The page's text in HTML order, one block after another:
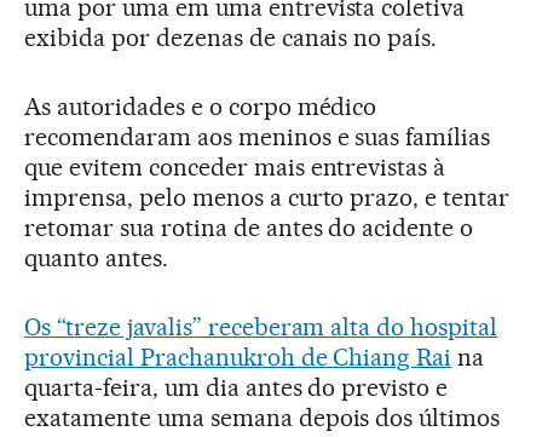
uma por uma em uma entrevista coletiva
exibida por dezenas de canais no país.
As autoridades e o corpo médico
recomendaram aos meninos e suas famílias
que evitem conceder mais entrevistas à
imprensa, pelo menos a curto prazo, e tentar
retomar sua rotina de antes do acidente o
quanto antes.
Os “treze javalis” receberam alta do hospital
provincial Prachanukroh de Chiang Rai na
quarta-feira, um dia antes do previsto e
exatamente uma semana depois dos últimos